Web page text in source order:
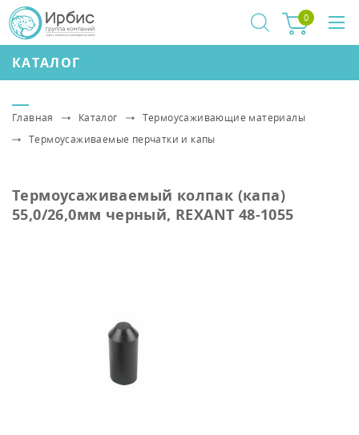
КАТАЛОГ
0
Главная Каталог
Термоусаживающие материалы
Термоусаживаемые перчатки и капы
Термоусаживаемый колпак (капа)
55,0/26,0мм черный, REXANT 48-1055